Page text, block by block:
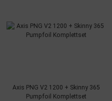
Axis PNG V2 1200 + Skinny 365
Pumpfoil Komplettset